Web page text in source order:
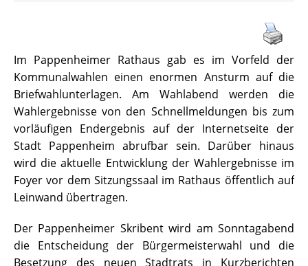
Im Pappenheimer Rathaus gab es im Vorfeld der
Kommunalwahlen einen enormen Ansturm auf die
Briefwahlunterlagen. Am Wahlabend werden die
Wahlergebnisse von den Schnellmeldungen bis zum
vorläufigen Endergebnis auf der Internetseite der
Stadt Pappenheim abrufbar sein. Darüber hinaus
wird die aktuelle Entwicklung der Wahlergebnisse im
Foyer vor dem Sitzungssaal im Rathaus öffentlich auf
Leinwand übertragen.
Der Pappenheimer Skribent wird am Sonntagabend
die Entscheidung der Bürgermeisterwahl und die
Besetzung des neuen Stadtrats in Kurzberichten